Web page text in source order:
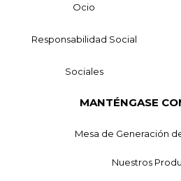
Ocio
Responsabilidad Social
Sociales
MANTÉNGASE
Mesa de Generación
Nuestros